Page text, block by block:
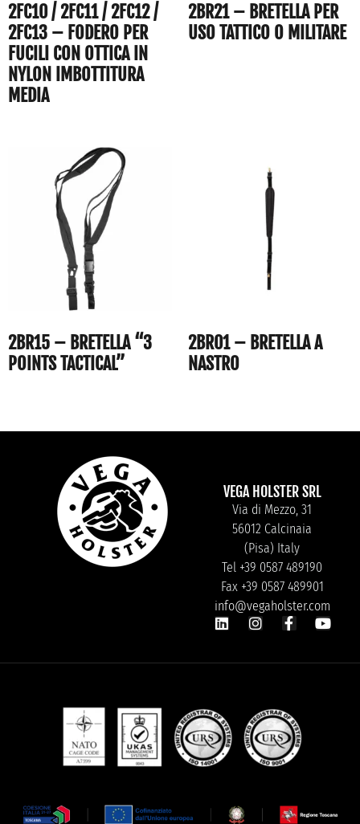
2FC10 / 2FC11 / 2FC12 /
2FC13 – FODERO PER
FUCILI CON OTTICA IN
NYLON IMBOTTITURA
MEDIA
2BR21 – BRETELLA PER
USO TATTICO O MILITARE
2BR15 – BRETELLA “3
POINTS TACTICAL”
2BR01 – BRETELLA A
NASTRO
VEGA HOLSTER SRL
Via di Mezzo, 31
56012 Calcinaia
(Pisa) Italy
Tel +39 0587 489190
Fax +39 0587 489901
info@vegaholster.com